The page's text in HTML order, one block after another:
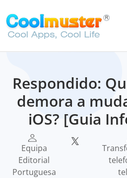
Respondido:
demora a
iOS? [Guia
Equipa
Editorial
Portuguesa